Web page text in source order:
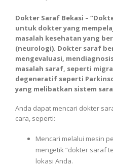
Dokter Saraf Bekasi –
untuk dokter yang
masalah kesehatan yang
(neurologi). Dokter saraf
mengevaluasi,
masalah saraf, seperti
degeneratif seperti
yang melibatkan sistem
Anda dapat mencari dokter
cara, seperti:
Mencari melalui mesin
mengetik “dokter saraf
lokasi Anda.